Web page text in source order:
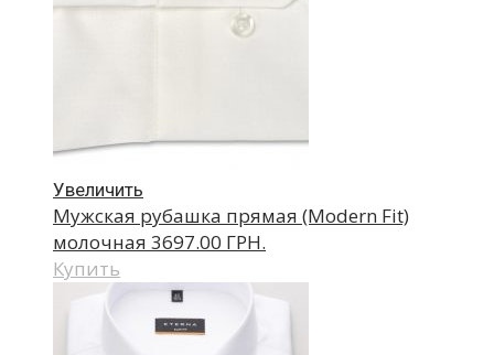
Увеличить
Мужская рубашка прямая (Modern Fit)
молочная 3697.00 ГРН.
Купить